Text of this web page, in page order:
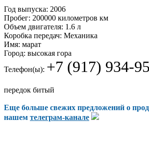
Год выпуска: 2006
Пробег: 200000 километров км
Объем двигателя: 1.6 л
Коробка передач: Механика
Имя: марат
Город: высокая гора
Телефон(ы): +7 (917) 934-
передок битый
Еще больше свежих предложений о
нашем телеграм-канале